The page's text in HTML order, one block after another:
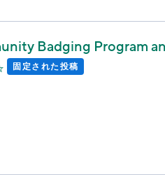
Badging Program
固定された投稿